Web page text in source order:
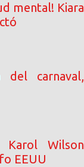
mental! Kiara
del carnaval,
Karol Wilson
EEUU